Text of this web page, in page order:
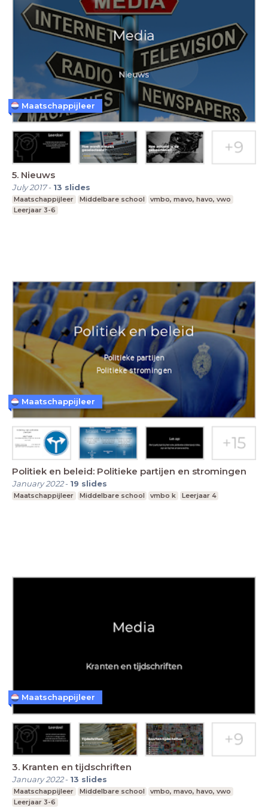
5. Nieuws
July 2017- 13 slides
Maatschappijleer Middelbare school
vmbo, mavo, havo, vwo
Leerjaar 3-6
Maatschappijleer
Politiek en beleid: Politieke partijen en stromingen
January 2022- 19 slides
Maatschappijleer Middelbare school vmbo k Leerjaar 4
Maatschappijleer
3. Kranten en tijdschriften
January 2022- 13 slides
Maatschappijleer Middelbare school
vmbo, mavo, havo, vwo
Leerjaar 3-6
Maatschappijleer